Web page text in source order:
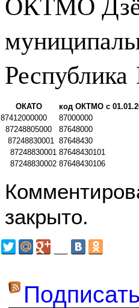
ОКАТО
код ОКТМО с
87412000000
87000000
87248805000
87648000
87248830001 87648430
87248830001 87648430101
87248830002 87648430106
закрыто.